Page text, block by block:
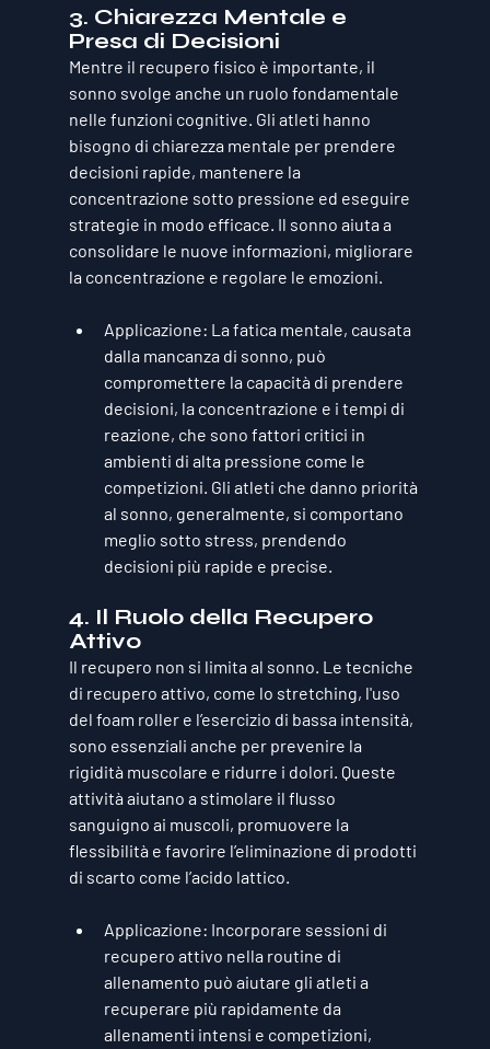
3. Chiarezza Mentale e
Presa di Decisioni
Mentre il recupero fisico è importante, il
sonno svolge anche un ruolo fondamentale
nelle funzioni cognitive. Gli atleti hanno
bisogno di chiarezza mentale per prendere
decisioni rapide, mantenere la
concentrazione sotto pressione ed eseguire
strategie in modo efficace. Il sonno aiuta a
consolidare le nuove informazioni, migliorare
la concentrazione e regolare le emozioni.
Applicazione: La fatica mentale, causata
dalla mancanza di sonno, può
compromettere la capacità di prendere
decisioni, la concentrazione e i tempi di
reazione, che sono fattori critici in
ambienti di alta pressione come le
competizioni. Gli atleti che danno priorità
al sonno, generalmente, si comportano
meglio sotto stress, prendendo
decisioni più rapide e precise.
4. Il Ruolo della Recupero
Attivo
Il recupero non si limita al sonno. Le tecniche
di recupero attivo, come lo stretching, l'uso
del foam roller e l’esercizio di bassa intensità,
sono essenziali anche per prevenire la
rigidità muscolare e ridurre i dolori. Queste
attività aiutano a stimolare il flusso
sanguigno ai muscoli, promuovere la
flessibilità e favorire l’eliminazione di prodotti
di scarto come l’acido lattico.
Applicazione: Incorporare sessioni di
recupero attivo nella routine di
allenamento può aiutare gli atleti a
recuperare più rapidamente da
allenamenti intensi e competizioni,